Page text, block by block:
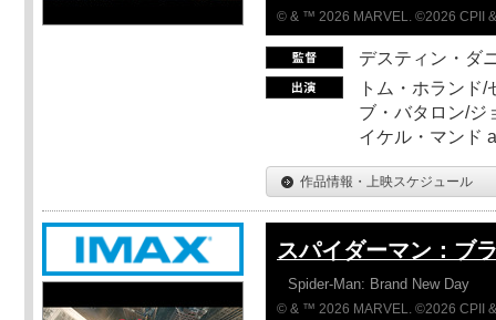
© & ™ 2026 MARVEL. ©2026 CPII
デスティン・ダ
トム・ホランド
ブ・バタロン/ジ
イケル・マンド
作品情報・上映スケジュール
スパイダーマン：ブ
Spider-Man: Brand New Day
© & ™ 2026 MARVEL. ©2026 CPII